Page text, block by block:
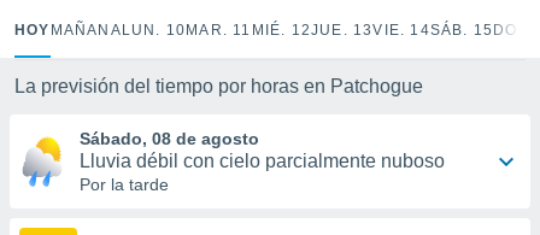
calidad.
a este
las
y
forma
HOY MAÑANA LUN. 10 MAR. 11 MIÉ. 12JUE. 13VIE. 14SÁB. 15
La previsión del tiempo por horas en Patchogue
Sábado, 08 de agosto
Lluvia débil con cielo parcialmente nuboso
Por la tarde